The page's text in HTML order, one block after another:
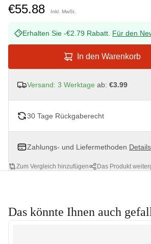
€55.88 Inkl. MwSt.
Erhalten Sie -€2.79 Rabatt. Für den
In den Warenkorb
Versand: 3 Werktage ab: €3.99
30 Tage Rückgaberecht
Zahlungs- und Liefermethoden Details
Zum Vergleich hinzufügen Das Produkt
Das könnte Ihnen auch